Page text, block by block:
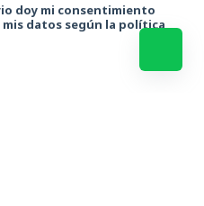
doy mi consentimiento
datos según la política